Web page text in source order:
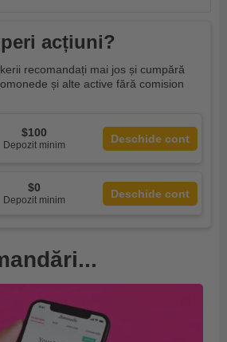
acțiuni?
recomandați mai jos și cumpără
și alte active fără comision
$100
Depozit minim
Deschide cont
$0
Depozit minim
Deschide cont